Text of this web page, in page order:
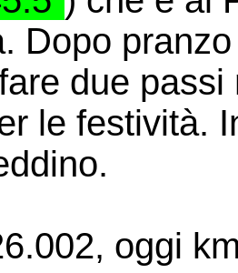
Dopo
due
le festività.
oggi